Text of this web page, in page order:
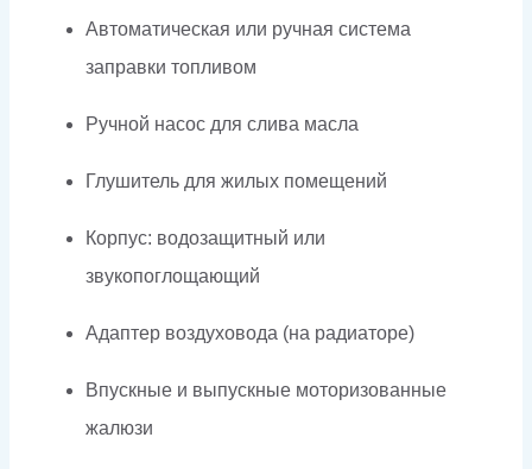
Автоматическая или ручная система
заправки топливом
Ручной насос для слива масла
Глушитель для жилых помещений
Корпус: водозащитный или
звукопоглощающий
Адаптер воздуховода (на радиаторе)
Впускные и выпускные моторизованные
жалюзи